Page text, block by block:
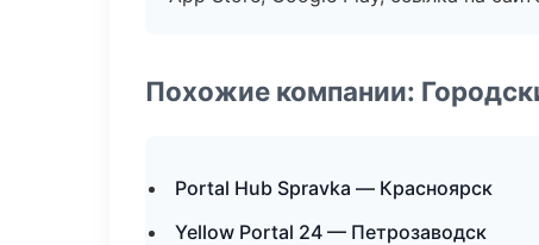
Похожие компании:
Portal Hub Spravka — Красноярск
Yellow Portal 24 — Петрозаводск